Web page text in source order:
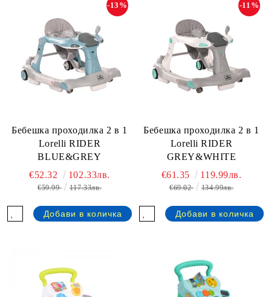
Бебешка проходилка 2 в 1
Lorelli RIDER
BLUE&GREY
-13%
€52.32 102.33лв.
€59.99 117.33лв.
Бебешка проходилка 2 в 1
Lorelli RIDER
GREY&WHITE
-11%
€61.35 119.99лв.
€69.02 134.99лв.